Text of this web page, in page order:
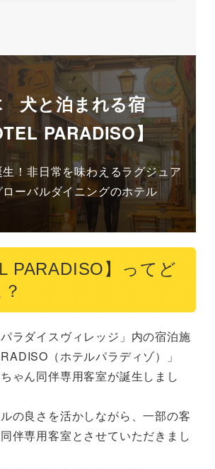
犬と泊まれる宿
PARADISO】
！非日常を味わえるラグジュア
ローバルダイニングのホテル
PARADISO】ってど
ラダイスヴィレッジ」内の宿泊施
（ホテルパラディゾ）」
ゃん同伴専用客室が誕生しまし
の良さを活かしながら、一部の客
伴専用客室とさせていただきまし